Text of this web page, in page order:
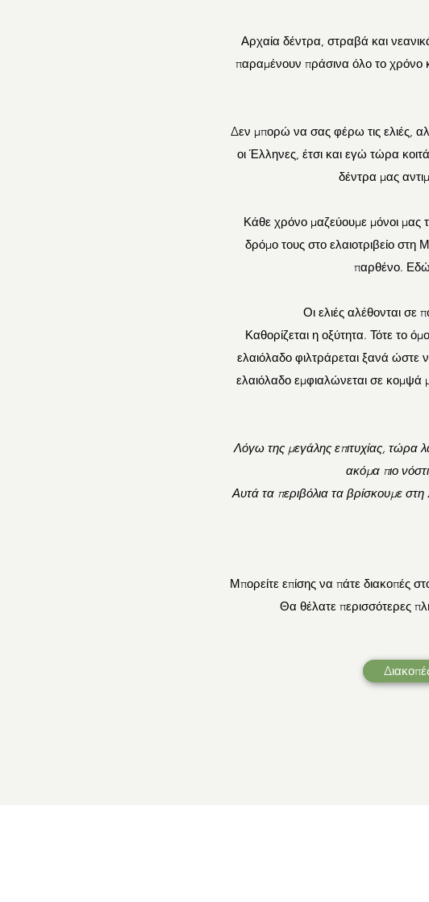
Αρχαία δέντρα, στραβά και
παραμένουν πράσινα όλο το χρόνο
Δεν μπορώ να σας φέρω τις ελιές,
οι Έλληνες, έτσι και εγώ τώρα
δέντρα μας
Κάθε χρόνο μαζεύουμε μόνοι μας
δρόμο τους στο ελαιοτριβείο στη
παρθένο. Εδώ
Οι ελιές αλέθονται σε
Καθορίζεται η οξύτητα. Τότε το
ελαιόλαδο φιλτράρεται ξανά ώστε
ελαιόλαδο εμφιαλώνεται σε κομψά
Λόγω της μεγάλης επιτυχίας, τώρα
ακόμα πιο
Αυτά τα περιβόλια τα βρίσκουμε στη
Μπορείτε επίσης να πάτε διακοπές
Θα θέλατε περισσότερες